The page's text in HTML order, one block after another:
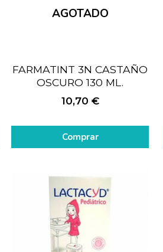
AGOTADO
FARMATINT 3N CASTAÑO
OSCURO 130 ML.
10,70 €
Comprar